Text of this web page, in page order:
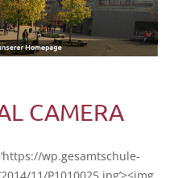
CAMERA
wp.gesamtschule-